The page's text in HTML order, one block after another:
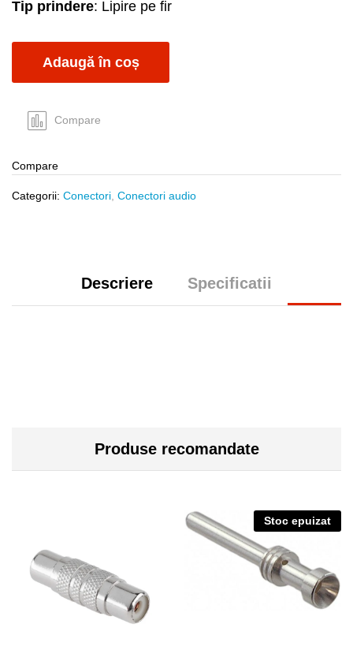
Tip prindere: Lipire pe fir
Adaugă în coș
Compare
Compare
Categorii: Conectori Conectori audio
Descriere Specificatii
Produse recomandate
Stoc epuizat